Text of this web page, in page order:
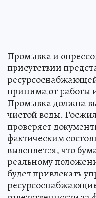
Промывка и
присутствии
принимают работы
Промывка должна
чистой воды.
проверяет
фактическим
выясняется, что
реальному
будет привлекать